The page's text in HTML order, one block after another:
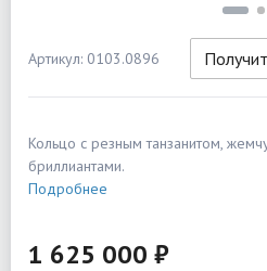
Артикул: 0103.0896
Кольцо с резным танзанитом,
бриллиантами.
Подробнее
1 625 000 ₽